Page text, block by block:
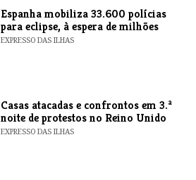
Espanha mobiliza 33.600 polícias
para eclipse, à espera de milhões
EXPRESSO DAS ILHAS
Casas atacadas e confrontos em 3.ª
noite de protestos no Reino Unido
EXPRESSO DAS ILHAS